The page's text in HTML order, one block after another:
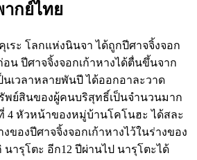
กย์ไทย
ระ โลกแห่งนินจา ได้ถูกปีศาจจิ้งจอก
อน ปีศาจจิ้งจอกเก้าหางได้ตื่นขึ้นจาก
เวลาหลายพันปี ได้ออกอาละวาด
พย์สินของผู้คนบริสุทธิ์เป็นจำนวนมาก
4 หัวหน้าของหมู่บ้านโคโนฮะ ได้สละ
ของปีศาจจิ้งจอกเก้าหางไว้ในร่างของ
ารุโตะ อีก12 ปีผ่านไป นารุโตะได้